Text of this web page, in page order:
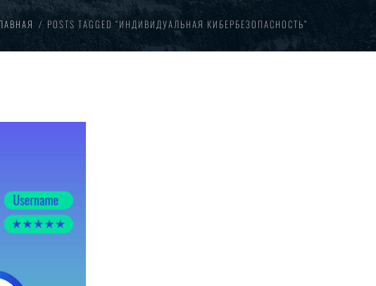
POSTS TAGGED “ИНДИВИДУАЛЬНАЯ КИБЕРБЕЗОПАСНОСТЬ”